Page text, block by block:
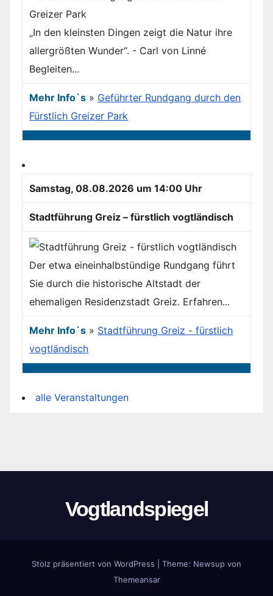
„In den kleinsten Dingen zeigt die Natur ihre
allergrößten Wunder“. - Carl von Linné
Begleiten...
Mehr Info`s » Geführter Rundgang durch den
Fürstlich Greizer Park
Samstag, 08.08.2026 um 14:00 Uhr
Stadtführung Greiz – fürstlich vogtländisch
Der etwa eineinhalbstündige Rundgang führt
Sie durch die historische Altstadt der
ehemaligen Residenzstadt Greiz. Erfahren...
Mehr Info`s » Stadtführung Greiz - fürstlich
vogtländisch
alle Veranstaltungen
Vogtlandspiegel
Stolz präsentiert von WordPress Theme: Newsup von
Themeansar